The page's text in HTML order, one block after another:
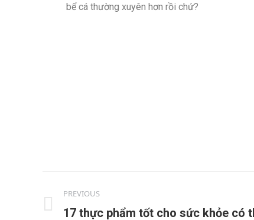
bể cá thường xuyên hơn rồi chứ?
PREVIOUS
17 thực phẩm tốt cho sức khỏe có